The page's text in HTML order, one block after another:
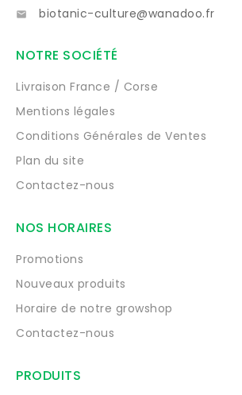
 biotanic-culture@wanadoo.fr
NOTRE SOCIÉTÉ
Livraison France / Corse
Mentions légales
Conditions Générales de Ventes
Plan du site
Contactez-nous
NOS HORAIRES
Promotions
Nouveaux produits
Horaire de notre growshop
Contactez-nous
PRODUITS